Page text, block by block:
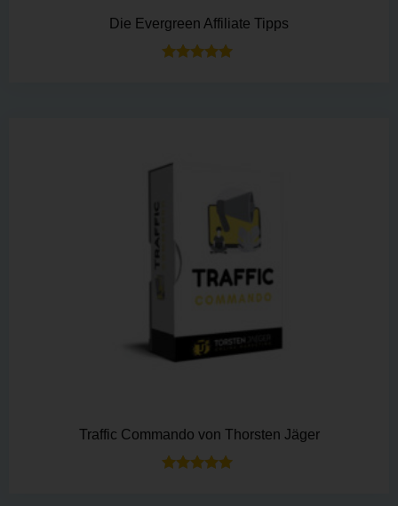
Die Evergreen Affiliate Tipps
Traffic Commando von Thorsten Jäger